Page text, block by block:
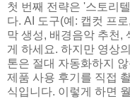
첫 번째 전략은 '스토리
다. AI 도구(예: 캡컷 프
막 생성, 배경음악 추천,
게 하세요. 하지만 영상
톤은 절대 자동화하지
제품 사용 후기를 직접
식입니다. 이렇게 하면